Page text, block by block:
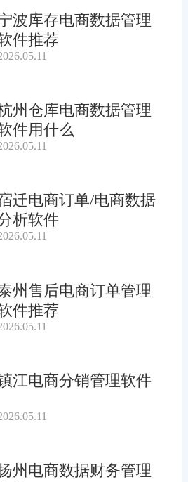
波库存电商数据管理
件推荐
州仓库电商数据管理
件用什么
迁电商订单/电商数据
析软件
州售后电商订单管理
件推荐
江电商分销管理软件
州电商数据财务管理